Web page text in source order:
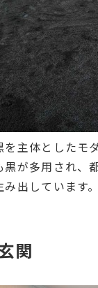
を主体としたモ
黒が多用され、
出しています。
関